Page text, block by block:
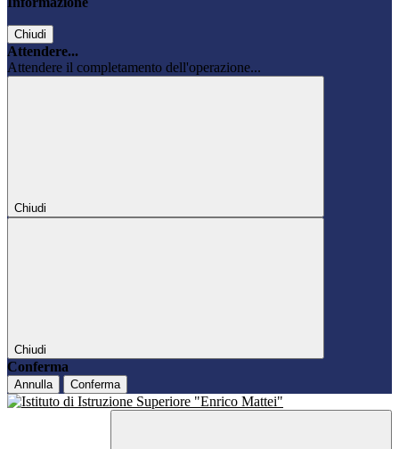
Chiudi
Attendere...
Attendere il completamento dell'operazione...
Chiudi
Chiudi
Conferma
Annulla Conferma